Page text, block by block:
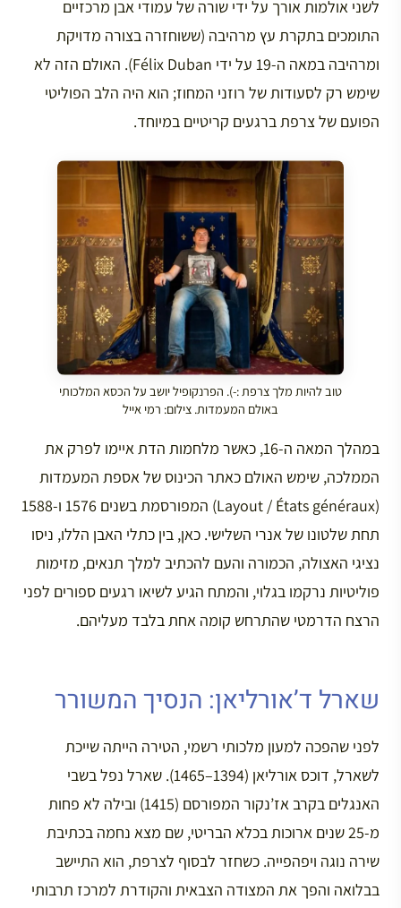
לשני אולמות אורך על ידי שורה של עמודי אבן מרכזיים
התומכים בתקרת עץ מרהיבה (ששוחזרה בצורה מדויקת
ומרהיבה במאה ה-19 על ידי Félix Duban). האולם הזה לא
שימש רק לסעודות של רוזני המחוז; הוא היה הלב הפוליטי
הפועם של צרפת ברגעים קריטיים במיוחד.
טוב להיות מלך צרפת :-). הפרנקופיל יושב על הכסא המלכותי
באולם המעמדות. צילום: רמי אייל
במהלך המאה ה-16, כאשר מלחמות הדת איימו לפרק את
הממלכה, שימש האולם כאתר הכינוס של אספת המעמדות
(Layout / États généraux) המפורסמת בשנים 1576 ו-1588
תחת שלטונו של אנרי השלישי. כאן, בין כתלי האבן הללו, ניסו
נציגי האצולה, הכמורה והעם להכתיב למלך תנאים, מזימות
פוליטיות נרקמו בגלוי, והמתח הגיע לשיאו רגעים ספורים לפני
הרצח הדרמטי שהתרחש קומה אחת בלבד מעליהם.
שארל ד’אורליאן: הנסיך המשורר
לפני שהפכה למעון מלכותי רשמי, הטירה הייתה שייכת
לשארל, דוכס אורליאן (1394–1465). שארל נפל בשבי
האנגלים בקרב אז’נקור המפורסם (1415) ובילה לא פחות
מ-25 שנים ארוכות בכלא הבריטי, שם מצא נחמה בכתיבת
שירה נוגה ויפהפייה. כשחזר לבסוף לצרפת, הוא התיישב
בבלואה והפך את המצודה הצבאית והקודרת למרכז תרבותי